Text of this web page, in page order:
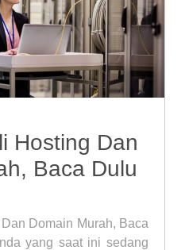
Hosting Dan
Baca Dulu
Domain Murah, Baca
yang saat ini sedang